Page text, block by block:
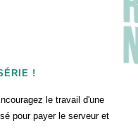
!
le travail d'une
pour payer le serveur et